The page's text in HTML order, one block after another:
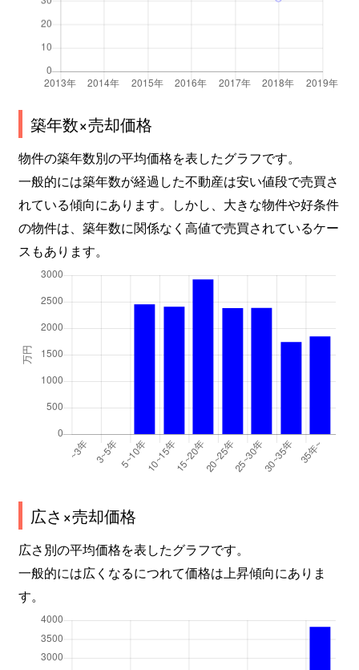
築年数×売却価格
物件の築年数別の平均価格を表したグラフです。
一般的には築年数が経過した不動産は安い値段で売買さ
れている傾向にあります。しかし、大きな物件や好条件
の物件は、築年数に関係なく高値で売買されているケー
スもあります。
広さ×売却価格
広さ別の平均価格を表したグラフです。
一般的には広くなるにつれて価格は上昇傾向にありま
す。